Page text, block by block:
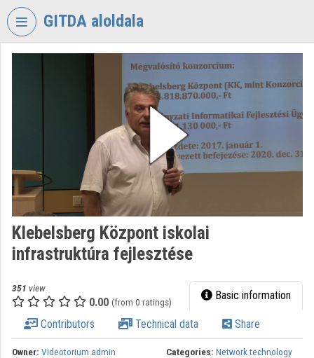
Skip header
GITDA aloldala
Organization home
Organization discovery
Categories
Organizations
Klebelsberg Központ iskolai
infrastruktúra fejlesztése
351 view
0.00 (from 0 ratings) Basic information
Contributors Technical data Share
Owner: Videotorium admin Categories: Network technology